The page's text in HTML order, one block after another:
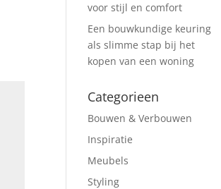
voor stijl en comfort
Een bouwkundige keuring
als slimme stap bij het
kopen van een woning
Categorieen
Bouwen & Verbouwen
Inspiratie
Meubels
Styling